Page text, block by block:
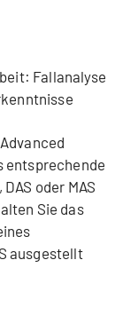
Fallanalyse
entsprechende
oder MAS
Sie das
ausgestellt